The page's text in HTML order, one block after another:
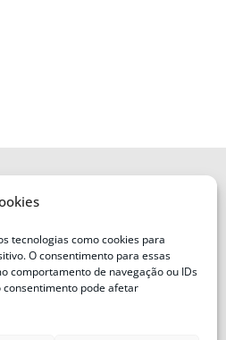
tecnologias como cookies para
O consentimento para essas
comportamento de navegação ou IDs
pode afetar
de Santa
SC